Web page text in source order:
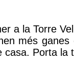
a la Torre
més
casa. Porta la